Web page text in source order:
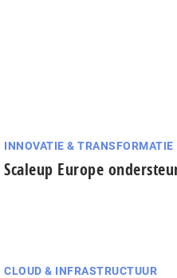
INNOVATIE & TRANSFORMATIE
Scaleup Europe
CLOUD & INFRASTRUCTUUR